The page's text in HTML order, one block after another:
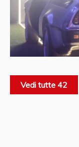
Vedi tutte 42